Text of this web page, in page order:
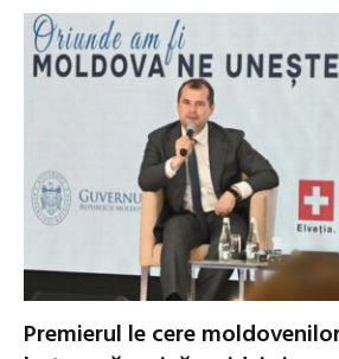
Premierul le cere